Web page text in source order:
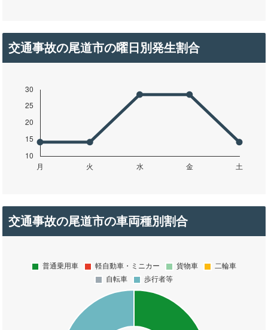
交通事故の尾道市の曜日別発生割合
交通事故の尾道市の車両種別割合